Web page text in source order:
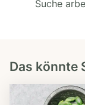
Suche
Das könnte